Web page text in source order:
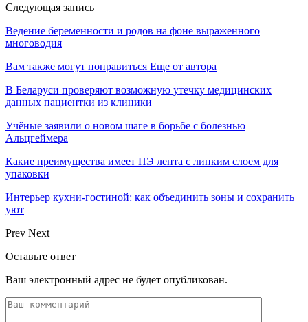
Следующая запись
Ведение беременности и родов на фоне выраженного
многоводия
Вам также могут понравиться Еще от автора
В Беларуси проверяют возможную утечку медицинских
данных пациентки из клиники
Учёные заявили о новом шаге в борьбе с болезнью
Альцгеймера
Какие преимущества имеет ПЭ лента с липким слоем для
упаковки
Интерьер кухни-гостиной: как объединить зоны и сохранить
уют
Prev Next
Оставьте ответ
Ваш электронный адрес не будет опубликован.